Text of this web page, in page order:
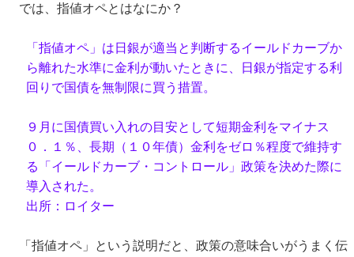
では、指値オペとはなにか？
「指値オペ」は日銀が適当と判断するイールドカーブか
ら離れた水準に金利が動いたときに、日銀が指定する利
回りで国債を無制限に買う措置。
９月に国債買い入れの目安として短期金利をマイナス
０．１％、長期（１０年債）金利をゼロ％程度で維持す
る「イールドカーブ・コントロール」政策を決めた際に
導入された。
出所：ロイター
「指値オペ」という説明だと、政策の意味合いがうまく伝